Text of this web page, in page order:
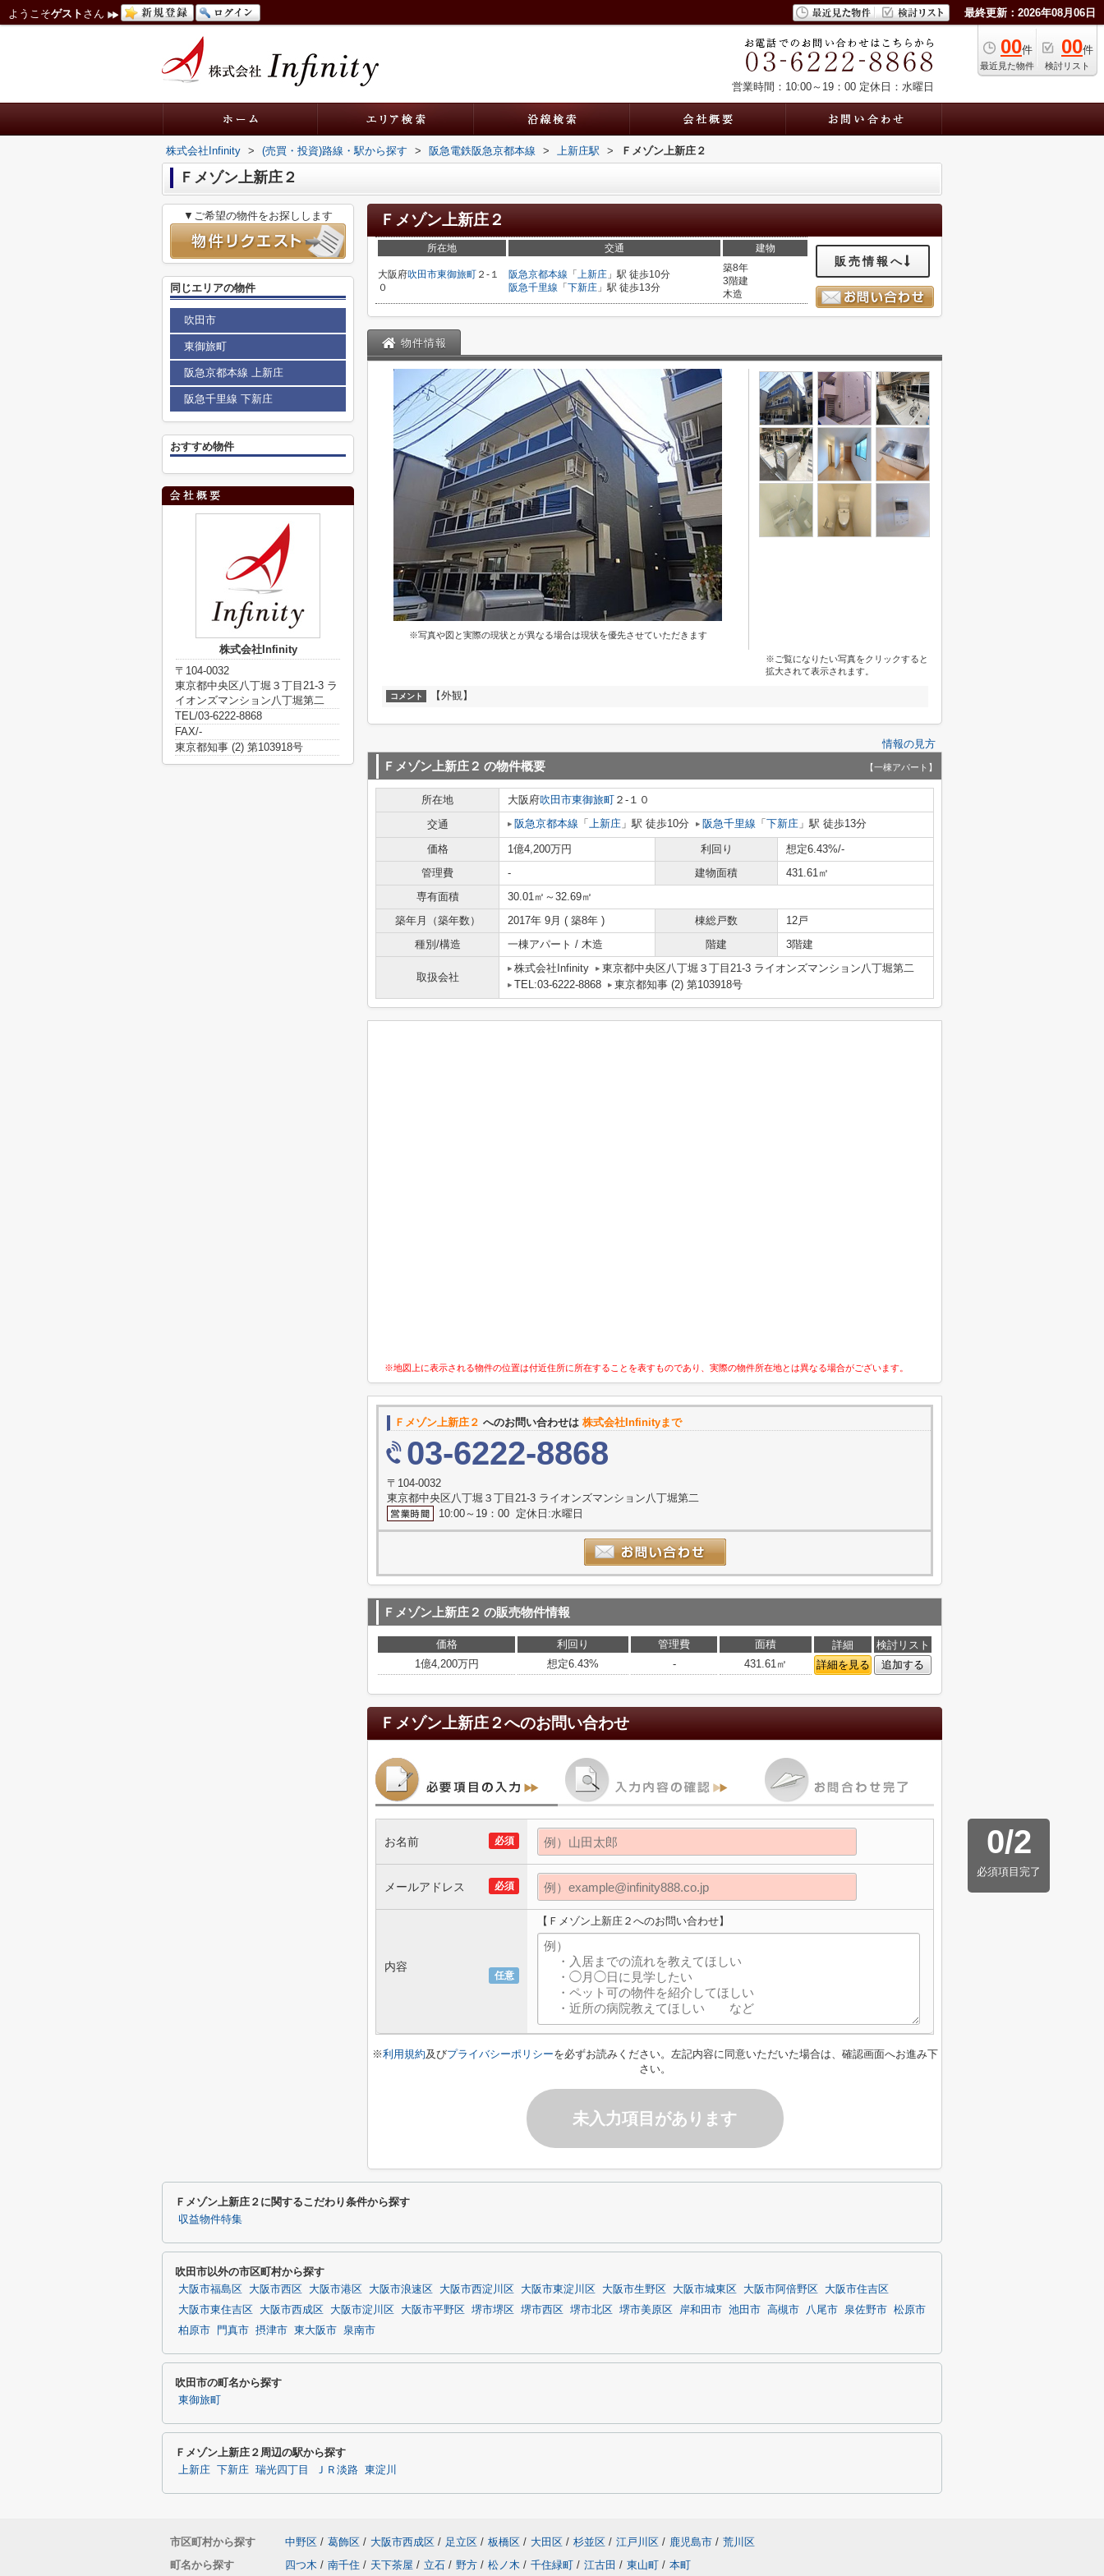
ようこそゲスト さん 最終更新：2026年08月06日
00件
最近見た物件
00件
検討リスト
営業時間：10:00～19：00 定休日：水曜日
株式会社Infinity > (売買・投資)路線・駅から探す > 阪急電鉄阪急京都本線 > 上新庄駅 > Ｆメゾン上新庄２
Ｆメゾン上新庄２
Ｆメゾン上新庄２
所在地 交通 建物
大阪府吹田市東御旅町 ２-１
０
阪急京都本線 「 上新庄 」駅 徒歩10分
阪急千里線 「 下新庄 」駅 徒歩13分
築8年
3階建
木造
販売情報へ
物件情報
※写真や図と実際の現状とが異なる場合は現状を優先させていただきます
※ご覧になりたい写真をクリックすると
拡大されて表示されます。
コメント 【外観】
情報の見方
Ｆメゾン上新庄２ の物件概要 【一棟アパート】
所在地 大阪府吹田市東御旅町 ２-１０
交通
阪急京都本線 「 上新庄 」駅 徒歩10分 阪急千里線 「 下新庄 」駅 徒歩13分
価格 1億4,200万円 利回り
想定6.43%/-
管理費
- 建物面積
431.61㎡
専有面積
30.01㎡～32.69㎡
築年月（築年数）
2017年 9月 ( 築8年 ) 棟総戸数
12戸
種別/構造
一棟アパート / 木造 階建 3階建
取扱会社
株式会社Infinity
東京都中央区八丁堀３丁目21-3 ライオンズマンション八丁堀第二
TEL:03-6222-8868
東京都知事 (2) 第103918号
※地図上に表示される物件の位置は付近住所に所在することを表すものであり、実際の物件所在地とは異なる場合がございます。
Ｆメゾン上新庄２ へのお問い合わせは 株式会社Infinityまで
03-6222-8868
〒104-0032
東京都中央区八丁堀３丁目21-3 ライオンズマンション八丁堀第二
10:00～19：00 定休日:水曜日
Ｆメゾン上新庄２ の販売物件情報
価格 利回り 管理費 面積 詳細
検討リスト
1億4,200万円
想定6.43% - 431.61㎡ 詳細を見る 追加する
Ｆメゾン上新庄２へのお問い合わせ
0/2
必須項目完了
必須
お名前
必須
メールアドレス
任意
内容
【Ｆメゾン上新庄２へのお問い合わせ】
※利用規約及びプライバシーポリシーを必ずお読みください。左記内容に同意いただいた場合は、確認画面へお進み下
さい。
未入力項目があります
▼ご希望の物件をお探しします
同じエリアの物件
吹田市
東御旅町
阪急京都本線 上新庄
阪急千里線 下新庄
おすすめ物件
株式会社Infinity
〒104-0032
東京都中央区八丁堀３丁目21-3 ラ
イオンズマンション八丁堀第二
TEL/03-6222-8868
FAX/-
東京都知事 (2) 第103918号
Ｆメゾン上新庄２に関するこだわり条件から探す
収益物件特集
吹田市以外の市区町村から探す
大阪市福島区 大阪市西区 大阪市港区 大阪市浪速区 大阪市西淀川区 大阪市東淀川区 大阪市生野区 大阪市城東区 大阪市阿倍野区
大阪市住吉区
大阪市東住吉区
大阪市西成区 大阪市淀川区 大阪市平野区 堺市堺区 堺市西区 堺市北区 堺市美原区 岸和田市 池田市 高槻市 八尾市 泉佐野市 松原市
柏原市
門真市 摂津市 東大阪市 泉南市
吹田市の町名から探す
東御旅町
Ｆメゾン上新庄２周辺の駅から探す
上新庄 下新庄 瑞光四丁目 ＪＲ淡路 東淀川
市区町村から探す 中野区 / 葛飾区 / 大阪市西成区 / 足立区 / 板橋区 / 大田区 / 杉並区 / 江戸川区 / 鹿児島市 / 荒川区
町名から探す
四つ木 / 南千住 / 天下茶屋 / 立石 / 野方 / 松ノ木 / 千住緑町 / 江古田 / 東山町 / 本町